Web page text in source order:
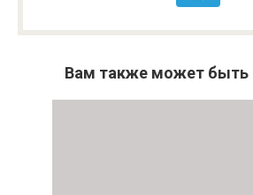
Вам также может быть